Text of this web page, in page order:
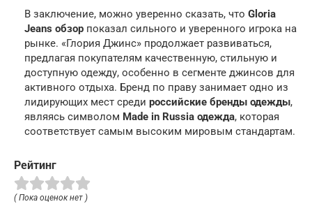
В заключение, можно уверенно сказать, что Gloria
Jeans обзор показал сильного и уверенного игрока на
рынке. «Глория Джинс» продолжает развиваться,
предлагая покупателям качественную, стильную и
доступную одежду, особенно в сегменте джинсов для
активного отдыха. Бренд по праву занимает одно из
лидирующих мест среди российские бренды одежды,
являясь символом Made in Russia одежда, которая
соответствует самым высоким мировым стандартам.
Рейтинг
( Пока оценок нет )